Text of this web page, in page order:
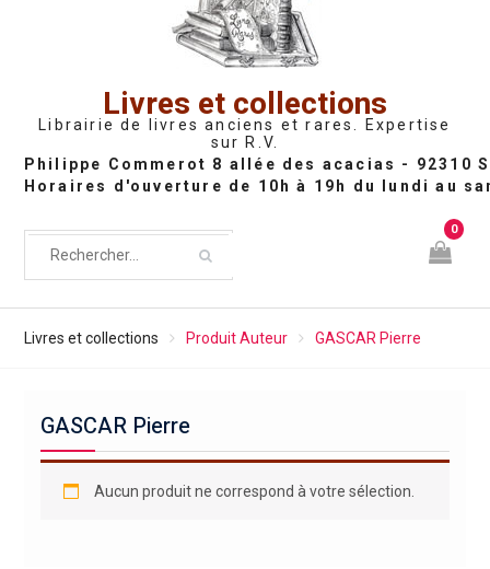
Livres et collections
Librairie de livres anciens et rares. Expertise
sur R.V.
0
Livres et collections Produit Auteur GASCAR Pierre
GASCAR Pierre
Aucun produit ne correspond à votre sélection.